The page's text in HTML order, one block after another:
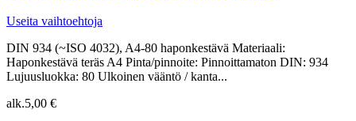
Useita vaihtoehtoja
DIN 934 (~ISO 4032), A4-80 haponkestävä Materiaali:
Haponkestävä teräs A4 Pinta/pinnoite: Pinnoittamaton DIN: 934
Lujuusluokka: 80 Ulkoinen vääntö / kanta...
alk.5,00 €